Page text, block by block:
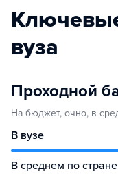
вуза
Проходной
На бюджет, очно, в
В вузе
В среднем по стране